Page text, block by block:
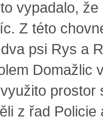
vypadalo, že
Z této
psi Rys a
Domažlic
prostor
z řad Policie